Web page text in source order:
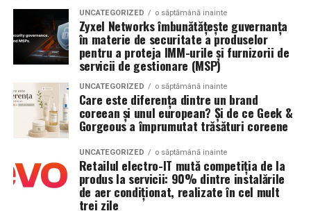
Reducerea contaminării cu lichidul toxic din
endometriom
Îmbunătățirea mediului folicular
Argumente împotriva chistectomiei preoperatorii:
Chistectomia reduce rezerva ovariană — risc real,
mai ales pentru endometrioame bilaterale sau
recurente
Beneficiul asupra ratelor de sarcină la FIV nu este
demonstrat consistent în studii
Dimensiune container transport:3 × 2,5
metri
Lungime panouri desfășurate:
liniari
Conectică: priză 220 V monofazic, priză
380 V trifazic, priză încărcare auto electric
Climatizare:aer condiționat integrat pentru
menținerea bateriilor la temperatură optimă
UNCATEGORIZED o săptămână inainte
Zyxel Networks îmbunătățește guvernanța
în materie de securitate a produselor
pentru a proteja IMM-urile și furnizorii de
servicii de gestionare (MSP)
UNCATEGORIZED o săptămână inainte
Care este diferența dintre un brand
coreean și unul european? Și de ce Geek &
Gorgeous a împrumutat trăsături coreene
UNCATEGORIZED o săptămână inainte
Retailul electro-IT mută competiția de la
produs la servicii: 90% dintre instalările
de aer condiționat, realizate în cel mult
trei zile